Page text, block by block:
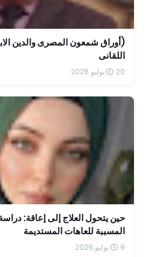
(أوراق شمعون المصرى والدين
اللقانى
20 يوليو 2026
حين يتحول العلاج إلى إعاقة:
المسببة للعاهات المستديمة
9 يوليو 2026